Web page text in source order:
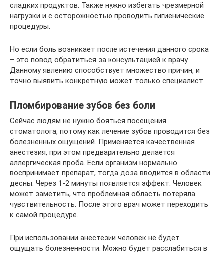
сладких продуктов. Также нужно избегать чрезмерной
нагрузки и с осторожностью проводить гигиенические
процедуры.
Но если боль возникает после истечения данного срока
– это повод обратиться за консультацией к врачу.
Данному явлению способствует множество причин, и
точно выявить конкретную может только специалист.
Пломбирование зубов без боли
Сейчас людям не нужно бояться посещения
стоматолога, потому как лечение зубов проводится без
болезненных ощущений. Применяется качественная
анестезия, при этом предварительно делается
аллергическая проба. Если организм нормально
воспринимает препарат, тогда доза вводится в области
десны. Через 1-2 минуты появляется эффект. Человек
может заметить, что проблемная область потеряла
чувствительность. После этого врач может переходить
к самой процедуре.
При использовании анестезии человек не будет
ощущать болезненности. Можно будет расслабиться в